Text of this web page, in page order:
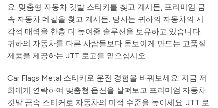
요. 맞춤형 자동차 깃발 스티커를 찾고 계시든, 프리미엄 금
속 자동차 데칼을 찾고 계시든, 당사는 귀하의 자동차의 시
각적 매력을 한층 더 높여줄 솔루션을 보유하고 있습니다.
귀하의 자동차를 다른 사람들보다 돋보이게 만드는 고품질
제품을 제공하는 JTT 로고를 믿으십시오.
Car Flags Metal 스티커로 운전 경험을 바꿔보세요. 지금 저
희에게 연락하여 맞춤형 옵션을 살펴보고 프리미엄 자동차
깃발 금속 스티커로 자동차의 미적 수준을 높이세요. JTT 로